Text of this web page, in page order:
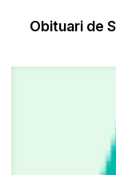
Obituari de